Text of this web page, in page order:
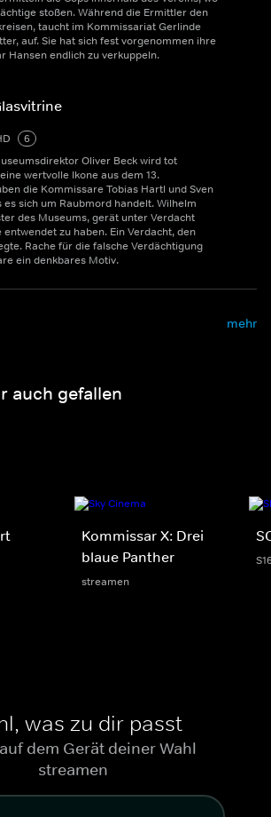
stoßen. Während die Ermittler den
taucht im Kommissariat Gerlinde
auf. Sie hat sich fest vorgenommen ihre
Hansen endlich zu verkuppeln.
6
Oliver Beck wird tot
wertvolle Ikone aus dem 13.
die Kommissare Tobias Hartl und Sven
es sich um Raubmord handelt. Wilhelm
des Museums, gerät unter Verdacht
zu haben. Ein Verdacht, den
Rache für die falsche Verdächtigung
ein denkbares Motiv.
mehr
auch gefallen
Kommissar X: Drei
blaue Panther
streamen
was zu dir passt
dem Gerät deiner Wahl
streamen